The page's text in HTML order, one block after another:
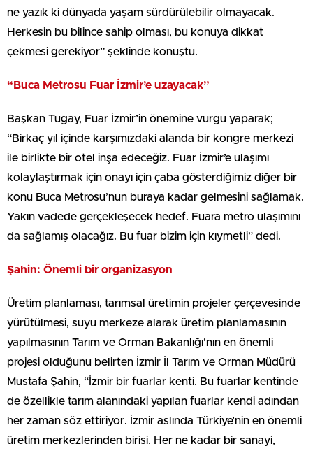
ne yazık ki dünyada yaşam sürdürülebilir olmayacak.
Herkesin bu bilince sahip olması, bu konuya dikkat
çekmesi gerekiyor” şeklinde konuştu.
“Buca Metrosu Fuar İzmir’e uzayacak”
Başkan Tugay, Fuar İzmir’in önemine vurgu yaparak;
“Birkaç yıl içinde karşımızdaki alanda bir kongre merkezi
ile birlikte bir otel inşa edeceğiz. Fuar İzmir’e ulaşımı
kolaylaştırmak için onayı için çaba gösterdiğimiz diğer bir
konu Buca Metrosu’nun buraya kadar gelmesini sağlamak.
Yakın vadede gerçekleşecek hedef. Fuara metro ulaşımını
da sağlamış olacağız. Bu fuar bizim için kıymetli” dedi.
Şahin: Önemli bir organizasyon
Üretim planlaması, tarımsal üretimin projeler çerçevesinde
yürütülmesi, suyu merkeze alarak üretim planlamasının
yapılmasının Tarım ve Orman Bakanlığı’nın en önemli
projesi olduğunu belirten İzmir İl Tarım ve Orman Müdürü
Mustafa Şahin, “İzmir bir fuarlar kenti. Bu fuarlar kentinde
de özellikle tarım alanındaki yapılan fuarlar kendi adından
her zaman söz ettiriyor. İzmir aslında Türkiye’nin en önemli
üretim merkezlerinden birisi. Her ne kadar bir sanayi,